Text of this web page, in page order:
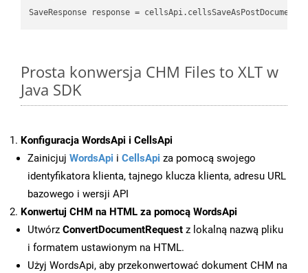
SaveResponse response =
Prosta konwersja CHM Files to XLT w
Java SDK
Konfiguracja WordsApi i CellsApi
Zainicjuj WordsApi i CellsApi za pomocą swojego
identyfikatora klienta, tajnego klucza klienta, adresu URL
bazowego i wersji API
Konwertuj CHM na HTML za pomocą WordsApi
Utwórz ConvertDocumentRequest z lokalną nazwą pliku
i formatem ustawionym na HTML.
Użyj WordsApi, aby przekonwertować dokument CHM na